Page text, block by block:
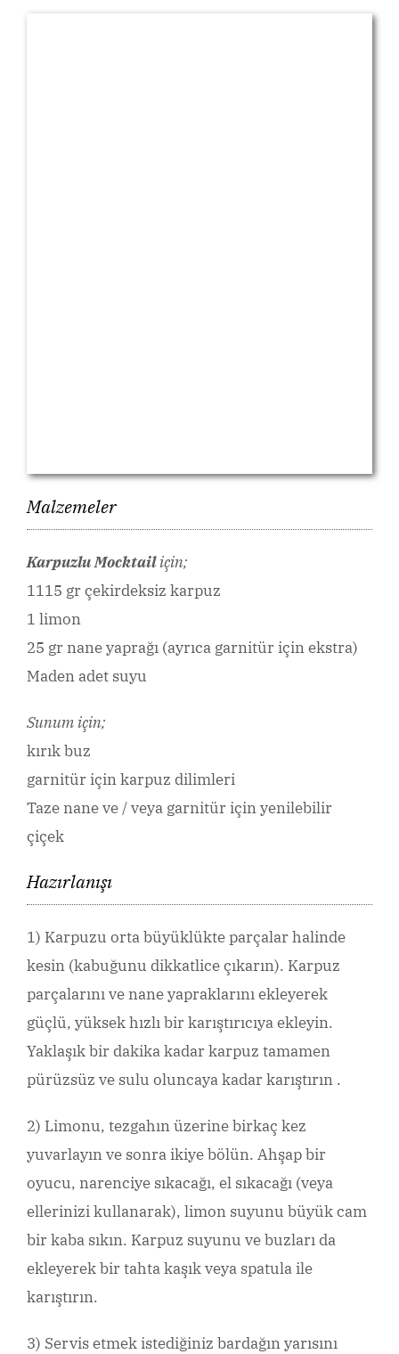
Malzemeler
Karpuzlu Mocktailiçin;
1115 gr çekirdeksiz karpuz
1 limon
25 gr nane yaprağı (ayrıca garnitür için ekstra)
Maden adet suyu
Sunum için;
kırık buz
garnitür için karpuz dilimleri
Taze nane ve / veya garnitür için yenilebilir
çiçek
Hazırlanışı
1) Karpuzu orta büyüklükte parçalar halinde
kesin (kabuğunu dikkatlice çıkarın). Karpuz
parçalarını ve nane yapraklarını ekleyerek
güçlü, yüksek hızlı bir karıştırıcıya ekleyin.
Yaklaşık bir dakika kadar karpuz tamamen
pürüzsüz ve sulu oluncaya kadar karıştırın .
2) Limonu, tezgahın üzerine birkaç kez
yuvarlayın ve sonra ikiye bölün. Ahşap bir
oyucu, narenciye sıkacağı, el sıkacağı (veya
ellerinizi kullanarak), limon suyunu büyük cam
bir kaba sıkın. Karpuz suyunu ve buzları da
ekleyerek bir tahta kaşık veya spatula ile
karıştırın.
3) Servis etmek istediğiniz bardağın yarısını